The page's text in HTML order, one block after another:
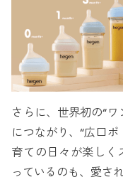
さらに、世界初の“
につながり、“広口
育ての日々が楽しく
っているのも、愛さ